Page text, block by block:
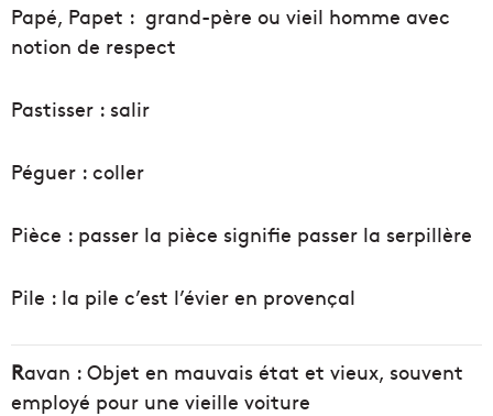
Papé, Papet : grand-père ou vieil homme avec
notion de respect
Pastisser : salir
Péguer : coller
Pièce : passer la pièce signifie passer la serpillère
Pile : la pile c’est l’évier en provençal
Ravan : Objet en mauvais état et vieux, souvent
employé pour une vieille voiture